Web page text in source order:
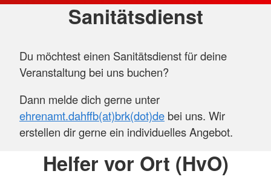
Sanitätsdienst
Du möchtest einen Sanitätsdienst für deine
Veranstaltung bei uns buchen?
Dann melde dich gerne unter
ehrenamt.dahffb(at)brk(dot)de bei uns. Wir
erstellen dir gerne ein individuelles Angebot.
Helfer vor Ort (HvO)